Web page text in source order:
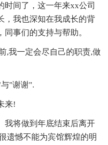
间了，这一年来xx公司
，我也深知在我成长的背
事们的支持与帮助。
一定会尽自己的职责,做
"谢谢".
来!
将做到年底结束后离开
遗憾不能为宾馆辉煌的明